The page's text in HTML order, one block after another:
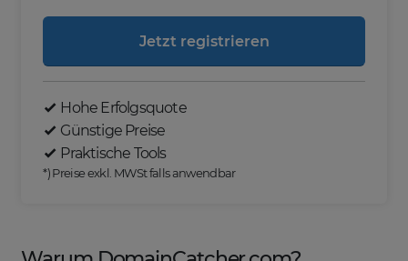
Jetzt registrieren
Hohe Erfolgsquote
Günstige Preise
Praktische Tools
*) Preise exkl. MWSt falls anwendbar